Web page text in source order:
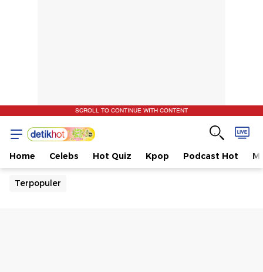
SCROLL TO CONTINUE WITH CONTENT
Home Celebs Hot Quiz Kpop Podcast Hot
Terpopuler